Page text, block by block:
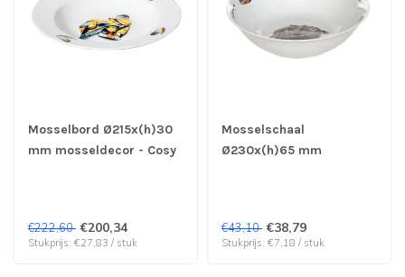
Mosselbord Ø215x(h)30
mm mosseldecor - Cosy
€222,60 €200,34
Stukprijs: €27,83 / stuk
Mosselschaal
Ø230x(h)65 mm
€43,10 €38,79
Stukprijs: €7,18 / stuk